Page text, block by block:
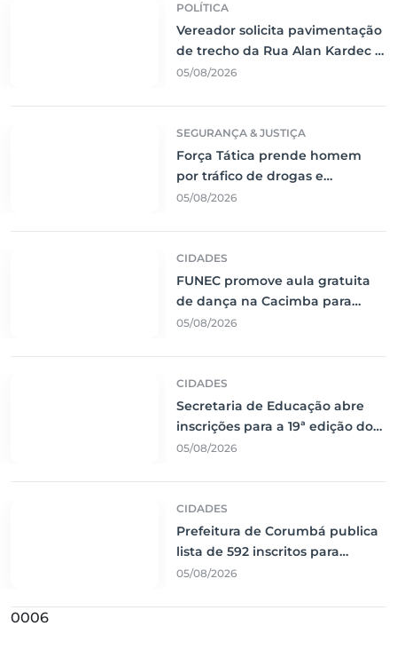
POLÍTICA
Vereador solicita pavimentação
de trecho da Rua Alan Kardec e
reforço na segurança viária em
05/08/2026
SEGURANÇA & JUSTIÇA
Força Tática prende homem
por tráfico de drogas e
desmonta ponto de venda no
05/08/2026
CIDADES
FUNEC promove aula gratuita
de dança na Cacimba para
incentivar saúde e integração
05/08/2026
CIDADES
Secretaria de Educação abre
inscrições para a 19ª edição do
Prêmio Professor por Excelência
05/08/2026
CIDADES
Prefeitura de Corumbá publica
lista de 592 inscritos para
seleção de Técnicos de Apoio
05/08/2026
0006